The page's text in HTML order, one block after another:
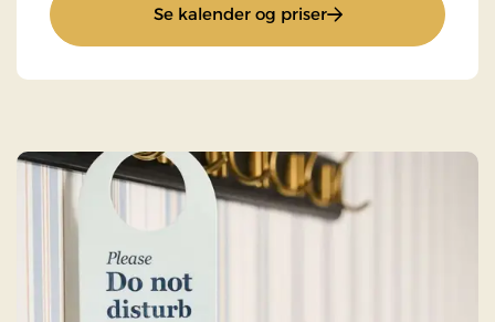
Se kalender og priser: Muslingeophold